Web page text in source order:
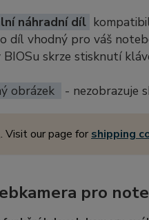
náhradní díl
díl vhodný pro váš
skrze stisknutí
obrázek - nezobrazuje
Visit our page for shipping
pro